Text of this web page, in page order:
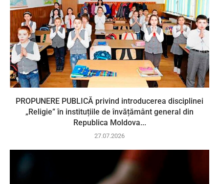
PROPUNERE PUBLICĂ privind introducerea disciplinei
„Religie” în instituțiile de învățământ general din
Republica Moldova...
27.07.2026